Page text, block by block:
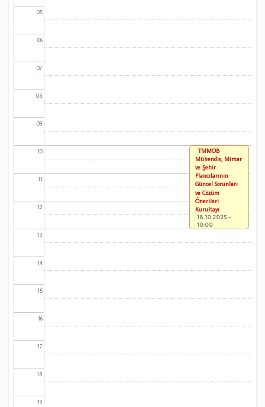
05
06
07
08
09
10
11
12
13
14
15
16
17
18
19
TMMOB
Mühendis, Mimar
ve Şehir
Plancılarının
Güncel Sorunları
ve Çözüm
Önerileri
Kurultayı
18.10.2025 -
10:00